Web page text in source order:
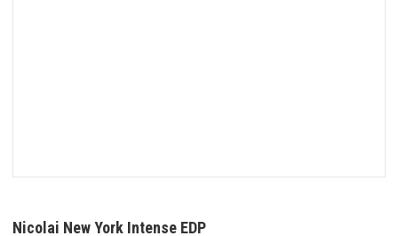
Nicolai New York Intense EDP